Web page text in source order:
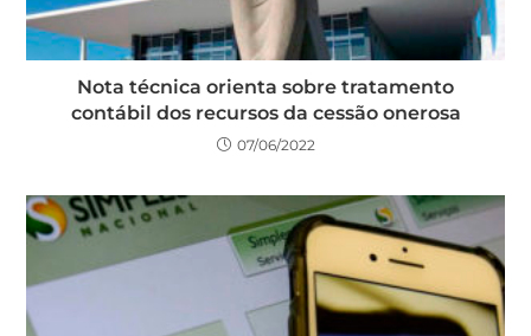
Nota técnica orienta sobre tratamento
contábil dos recursos da cessão onerosa
07/06/2022